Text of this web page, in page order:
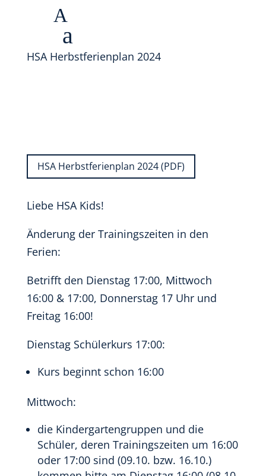
A
a
HSA Herbstferienplan 2024
HSA Herbstferienplan 2024 (PDF)
Liebe HSA Kids!
Änderung der Trainingszeiten in den
Ferien:
Betrifft den Dienstag 17:00, Mittwoch
16:00 & 17:00, Donnerstag 17 Uhr und
Freitag 16:00!
Dienstag Schülerkurs 17:00:
Kurs beginnt schon 16:00
Mittwoch:
die Kindergartengruppen und die
Schüler, deren Trainingszeiten um 16:00
oder 17:00 sind (09.10. bzw. 16.10.)